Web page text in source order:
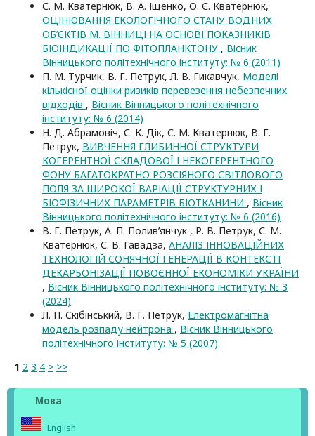
С. М. Кватернюк, В. А. Іщенко, О. Є. Кватернюк,
ОЦІНЮВАННЯ ЕКОЛОГІЧНОГО СТАНУ ВОДНИХ
ОБ’ЄКТІВ М. ВІННИЦІ НА ОСНОВІ ПОКАЗНИКІВ
БІОІНДИКАЦІЇ ПО ФІТОПЛАНКТОНУ , Вісник
Вінницького політехнічного інституту: № 6 (2011)
П. М. Турчик, В. Г. Петрук, Л. В. Гикавчук, Моделі
кількісної оцінки ризиків перевезення небезпечних
відходів , Вісник Вінницького політехнічного
інституту: № 6 (2014)
Н. Д. Абрамовіч, С. К. Дік, С. М. Кватернюк, В. Г.
Петрук, ВИВЧЕННЯ ГЛИБИННОЇ СТРУКТУРИ
КОГЕРЕНТНОЇ СКЛАДОВОЇ І НЕКОГЕРЕНТНОГО
ФОНУ БАГАТОКРАТНО РОЗСІЯНОГО СВІТЛОВОГО
ПОЛЯ ЗА ШИРОКОЇ ВАРІАЦІЇ СТРУКТУРНИХ І
БІОФІЗИЧНИХ ПАРАМЕТРІВ БІОТКАНИНИ , Вісник
Вінницького політехнічного інституту: № 6 (2016)
В. Г. Петрук, А. П. Полив’янчук , Р. В. Петрук, С. М.
Кватернюк, С. В. Гавадза, АНАЛІЗ ІННОВАЦІЙНИХ
ТЕХНОЛОГІЙ СОНЯЧНОЇ ГЕНЕРАЦІЇ В КОНТЕКСТІ
ДЕКАРБОНІЗАЦІЇ ПОВОЄННОЇ ЕКОНОМІКИ УКРАЇНИ
, Вісник Вінницького політехнічного інституту: № 3
(2024)
Л. П. Скібінський, В. Г. Петрук, Електромагнітна
модель розпаду нейтрона , Вісник Вінницького
політехнічного інституту: № 5 (2007)
1 2 3 4 > >>
Мова
English